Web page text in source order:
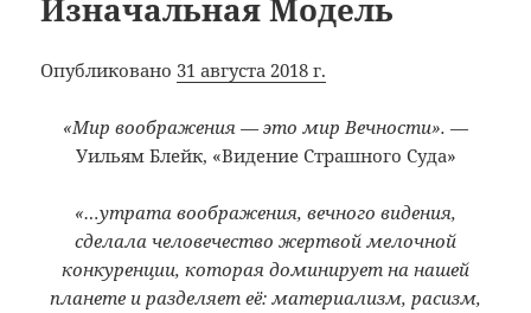
Изначальная Модель
Опубликовано 31 августа 2018 г.
«Мир воображения — это мир Вечности». —
Уильям Блейк, «Видение Страшного Суда»
«…утрата воображения, вечного видения,
сделала человечество жертвой мелочной
конкуренции, которая доминирует на нашей
планете и разделяет её: материализм, расизм,